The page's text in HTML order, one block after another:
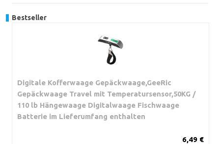
Bestseller
Digitale Kofferwaage Gepäckwaage,GeeRic
Gepäckwaage Travel mit Temperatursensor,50KG /
110 lb Hängewaage Digitalwaage Fischwaage
Batterie im Lieferumfang enthalten
6,49 €